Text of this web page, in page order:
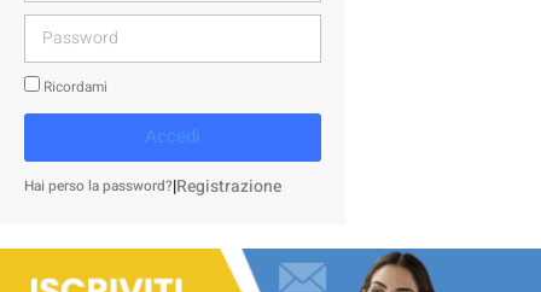
Ricordami
Accedi
Hai perso la password?|Registrazione